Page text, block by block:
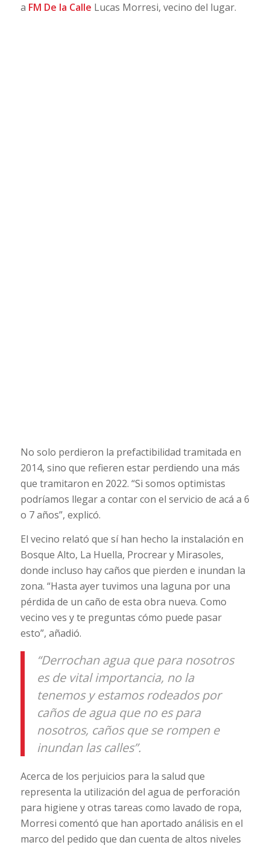
a FM De la Calle Lucas Morresi, vecino del lugar.
No solo perdieron la prefactibilidad tramitada en
2014, sino que refieren estar perdiendo una más
que tramitaron en 2022. “Si somos optimistas
podríamos llegar a contar con el servicio de acá a 6
o 7 años”, explicó.
El vecino relató que sí han hecho la instalación en
Bosque Alto, La Huella, Procrear y Mirasoles,
donde incluso hay caños que pierden e inundan la
zona. “Hasta ayer tuvimos una laguna por una
pérdida de un caño de esta obra nueva. Como
vecino ves y te preguntas cómo puede pasar
esto”, añadió.
“Derrochan agua que para nosotros
es de vital importancia, no la
tenemos y estamos rodeados por
caños de agua que no es para
nosotros, caños que se rompen e
inundan las calles”.
Acerca de los perjuicios para la salud que
representa la utilización del agua de perforación
para higiene y otras tareas como lavado de ropa,
Morresi comentó que han aportado análisis en el
marco del pedido que dan cuenta de altos niveles